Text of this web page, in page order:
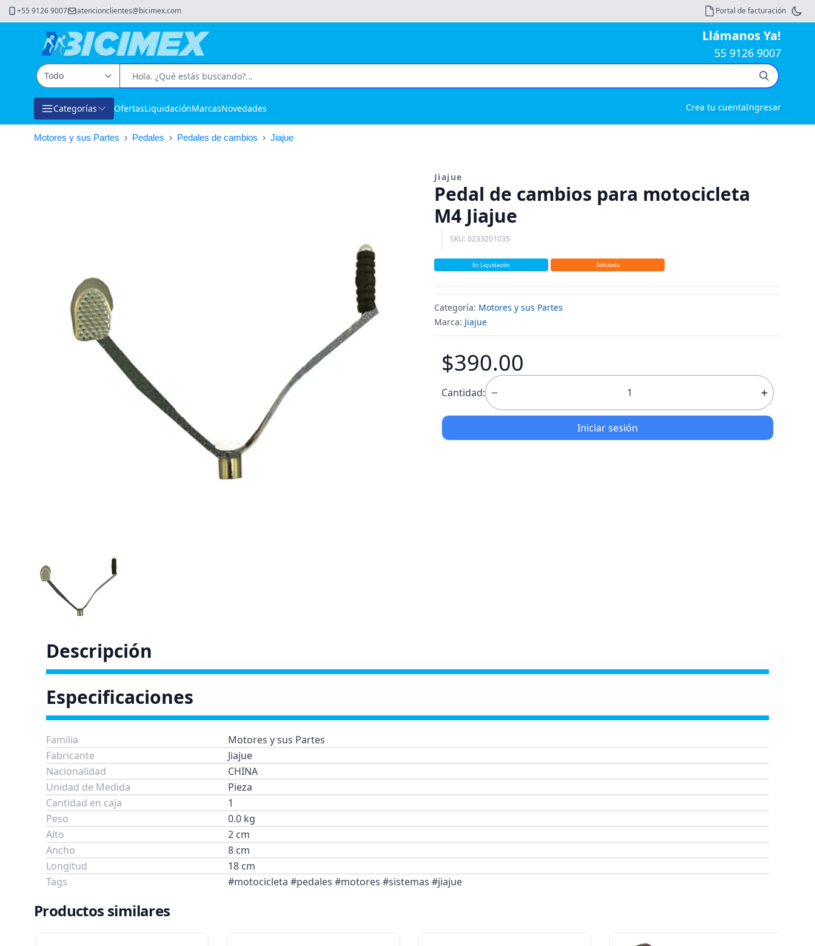
+55 9126 9007 atencionclientes@bicimex.com Portal de facturación
Llámanos Ya!
55 9126 9007
Categorías OfertasLiquidaciónMarcasNovedades Crea tu cuentaIngresar
Motores y sus Partes › Pedales › Pedales de cambios › Jiajue
Jiajue
Pedal de cambios para motocicleta
M4 Jiajue
SKU: 0233201035
En Liquidación Solicitado
Categoría: Motores y sus Partes
Marca: Jiajue
$390.00
Cantidad:
Iniciar sesión
Descripción
Especificaciones
Familia
Motores y sus Partes
Fabricante
Jiajue
Nacionalidad
CHINA
Unidad de Medida
Pieza
Cantidad en caja
1
Peso
0.0 kg
Alto
2 cm
Ancho
8 cm
Longitud
18 cm
Tags
#motocicleta #pedales #motores #sistemas #jiajue
Productos similares